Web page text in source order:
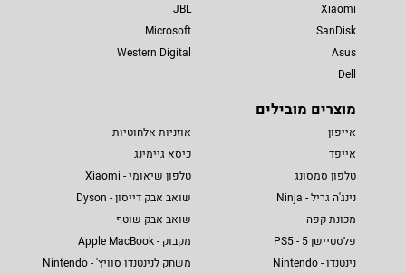
Xiaomi
SanDisk
Asus
Dell
JBL
Microsoft
Western Digital
מוצרים מובילים
אייפון
אייפד
טלפון סמסונג
נינג'ה גריל - Ninja
מכונת קפה
פלסטיישן 5 - PS5
נינטנדו - Nintendo
אוזניות אלחוטיות
כיסא גיימינג
טלפון שיאומי - Xiaomi
שואב אבק דייסון - Dyson
שואב אבק שוטף
מקבוק - Apple MacBook
משחק לנינטנדו סוויץ' - Nintendo